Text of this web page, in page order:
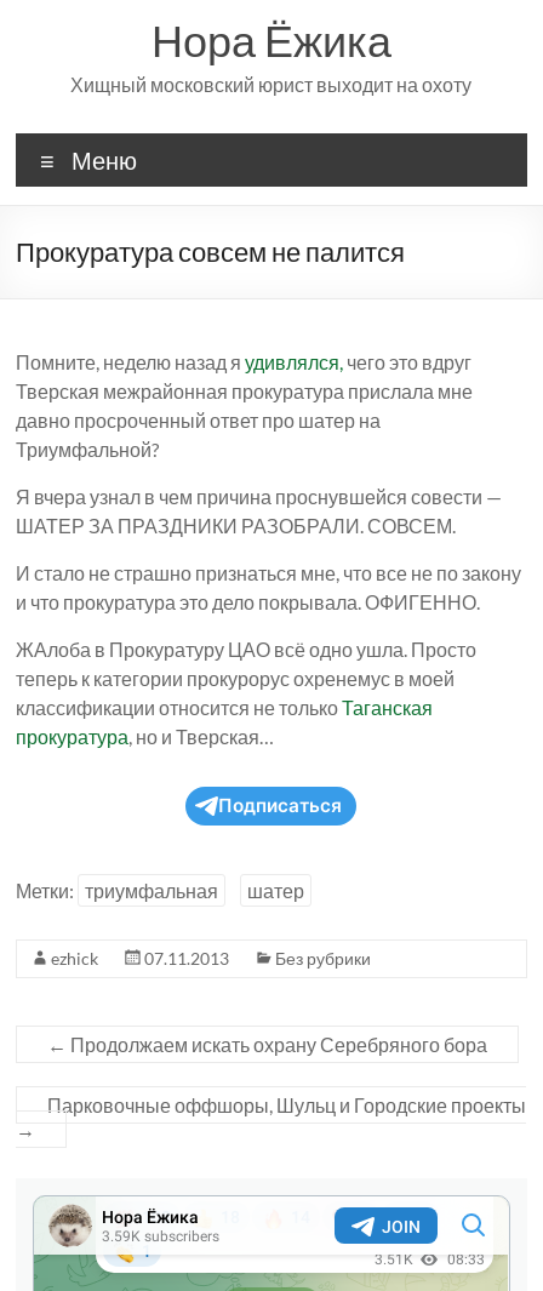
Нора Ёжика
Хищный московский юрист выходит на охоту
Меню
Прокуратура совсем не палится
Помните, неделю назад яудивлялся, чего это вдруг
Тверская межрайонная прокуратура прислала мне
давно просроченный ответ про шатер на
Триумфальной?
Я вчера узнал в чем причина проснувшейся совести —
ШАТЕР ЗА ПРАЗДНИКИ РАЗОБРАЛИ. СОВСЕМ.
И стало не страшно признаться мне, что все не по закону
и что прокуратура это дело покрывала. ОФИГЕННО.
ЖАлоба в Прокуратуру ЦАО всё одно ушла. Просто
теперь к категории прокурорус охренемус в моей
классификации относится не толькоТаганская
прокуратура, но и Тверская…
Подписаться
Метки: триумфальная шатер
ezhick 07.11.2013 Без рубрики
← Продолжаем искать охрану Серебряного бора
Парковочные оффшоры, Шульц и Городские проекты
→